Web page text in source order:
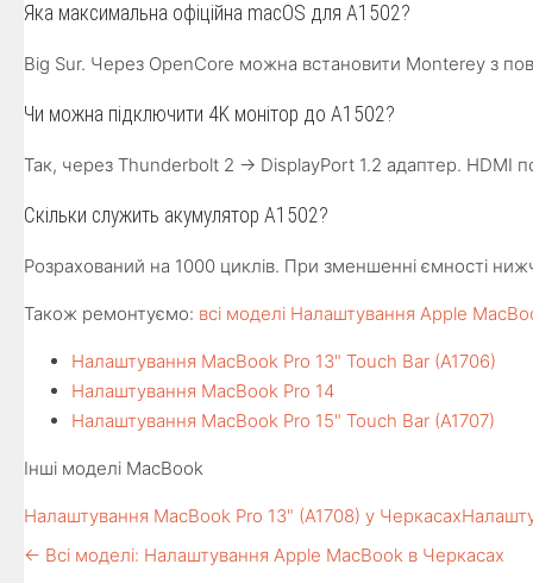
Яка максимальна офіційна macOS для A1502?
Big Sur. Через OpenCore можна встановити Monterey з
Чи можна підключити 4K монітор до A1502?
Так, через Thunderbolt 2 → DisplayPort 1.2 адаптер. HDMI
Скільки служить акумулятор A1502?
Розрахований на 1000 циклів. При зменшенні ємності
Також ремонтуємо: всі моделі Налаштування Apple
Налаштування MacBook Pro 13" Touch Bar (A1706)
Налаштування MacBook Pro 14
Налаштування MacBook Pro 15" Touch Bar (A1707)
Інші моделі MacBook
Налаштування MacBook Pro 13" (A1708) у Черкасах
← Всі моделі: Налаштування Apple MacBook в Черкасах